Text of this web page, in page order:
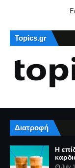
Topics.gr
Διατροφή
Η
July